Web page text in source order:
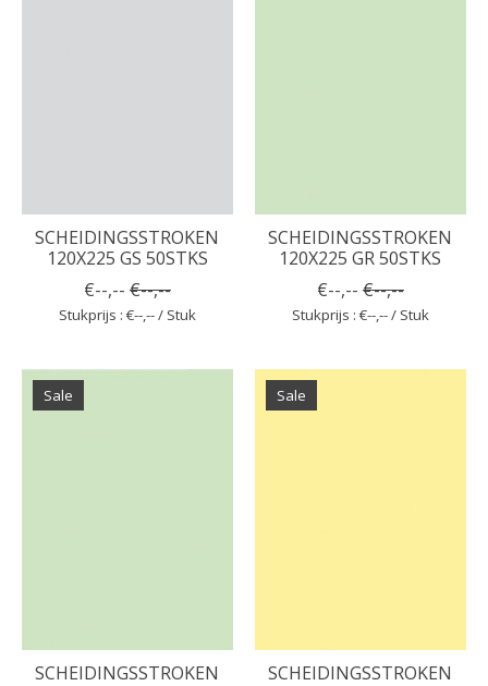
SCHEIDINGSSTROKEN
120X225 GS 50STKS
€--,-- €--,--
Stukprijs : €--,-- / Stuk
SCHEIDINGSSTROKEN
120X225 GR 50STKS
€--,-- €--,--
Stukprijs : €--,-- / Stuk
Sale
SCHEIDINGSSTROKEN
Sale
SCHEIDINGSSTROKEN